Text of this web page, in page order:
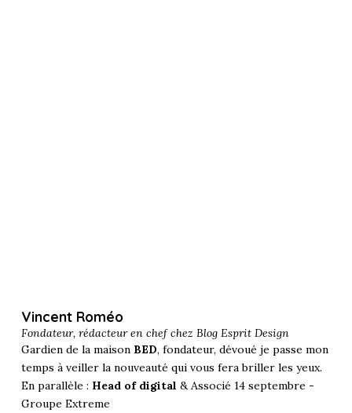
Vincent Roméo
Fondateur, rédacteur en chef chez Blog Esprit Design
Gardien de la maison BED, fondateur, dévoué je passe mon
temps à veiller la nouveauté qui vous fera briller les yeux.
En parallèle : Head of digital & Associé 14 septembre -
Groupe Extreme